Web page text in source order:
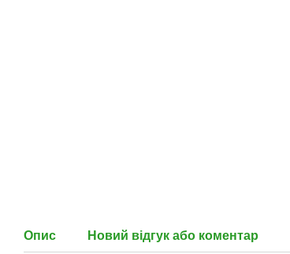
Опис Новий відгук або коментар